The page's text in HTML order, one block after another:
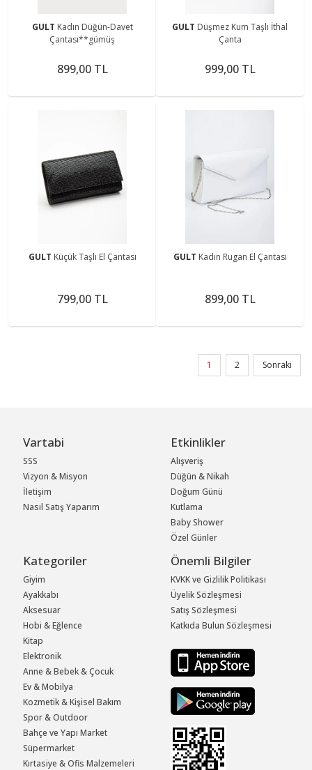
GULT Kadın Düğün-Davet
Çantası**gümüş
899,00 TL
GULT Düşmez Kum Taşlı İthal
Çanta
999,00 TL
GULT Küçük Taşlı El Çantası
799,00 TL
GULT Kadın Rugan El Çantası
899,00 TL
1 2 Sonraki
Vartabi
SSS
Vizyon & Misyon
İletişim
Nasıl Satış Yaparım
Etkinlikler
Alışveriş
Düğün & Nikah
Doğum Günü
Kutlama
Baby Shower
Özel Günler
Kategoriler
Giyim
Ayakkabı
Aksesuar
Hobi & Eğlence
Kitap
Elektronik
Anne & Bebek & Çocuk
Ev & Mobilya
Kozmetik & Kişisel Bakım
Spor & Outdoor
Bahçe ve Yapı Market
Süpermarket
Kırtasiye & Ofis Malzemeleri
Önemli Bilgiler
KVKK ve Gizlilik Politikası
Üyelik Sözleşmesi
Satış Sözleşmesi
Katkıda Bulun Sözleşmesi